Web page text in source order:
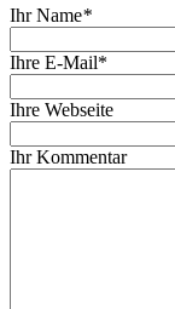
Ihr Name*
Ihre E-Mail*
Ihre Webseite
Ihr Kommentar